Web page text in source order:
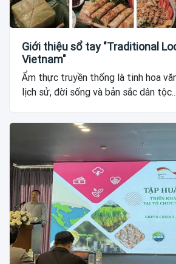
Giới thiệu sổ tay "Traditional
Vietnam"
Ẩm thực truyền thống là tinh hoa
lịch sử, đời sống và bản sắc dân tộc...